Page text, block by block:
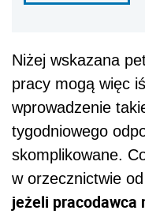
Niżej wskazana
pracy mogą więc
wprowadzenie
tygodniowego
skomplikowane.
w orzecznictwie
jeżeli pracodawca